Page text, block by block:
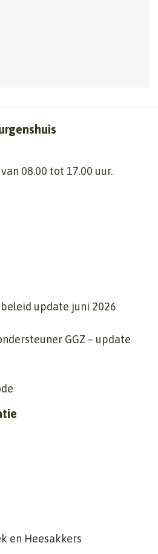
08.00 tot 17.00 uur.
update juni 2026
GGZ – update
en Heesakkers